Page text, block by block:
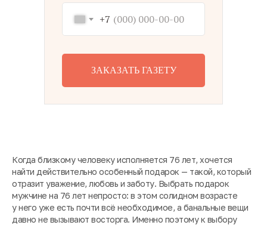
+7
ЗАКАЗАТЬ ГАЗЕТУ
Когда близкому человеку исполняется 76 лет, хочется
найти действительно особенный подарок — такой, который
отразит уважение, любовь и заботу. Выбрать подарок
мужчине на 76 лет непросто: в этом солидном возрасте
у него уже есть почти всё необходимое, а банальные вещи
давно не вызывают восторга. Именно поэтому к выбору